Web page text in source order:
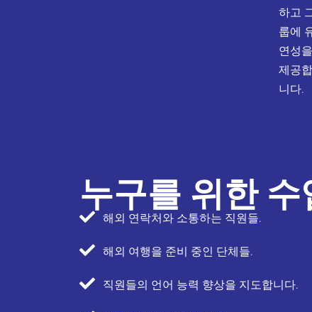
하고
룹에
연성을
제공합
니다.
누구를 위한
해외 연락처와 소통하는 직원들.
해외 여행을 준비 중인 단체들.
직원들의 언어 능력 향상을 지도합니다.